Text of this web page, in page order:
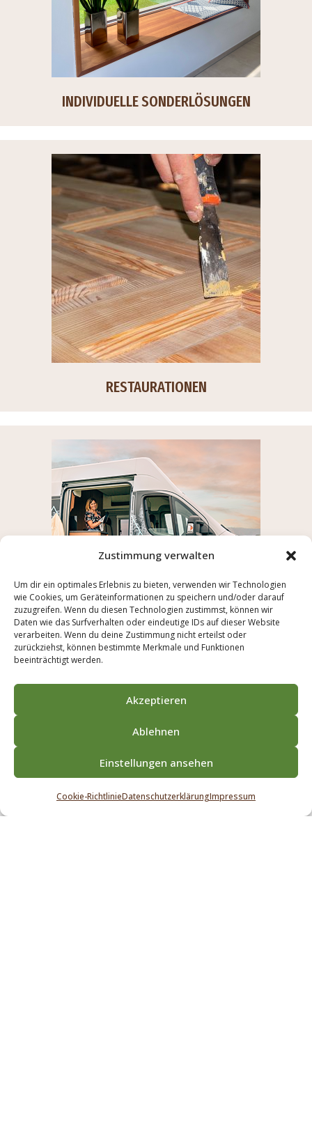
Zustimmung verwalten
Um dir ein optimales Erlebnis zu bieten, verwenden wir Technologien
wie Cookies, um Geräteinformationen zu speichern und/oder darauf
zuzugreifen. Wenn du diesen Technologien zustimmst, können wir
Daten wie das Surfverhalten oder eindeutige IDs auf dieser Website
verarbeiten. Wenn du deine Zustimmung nicht erteilst oder
zurückziehst, können bestimmte Merkmale und Funktionen
beeinträchtigt werden.
Akzeptieren
Ablehnen
Einstellungen ansehen
Cookie-RichtlinieDatenschutzerklärungImpressum
INDIVIDUELLE SONDERLÖSUNGEN
RESTAURATIONEN